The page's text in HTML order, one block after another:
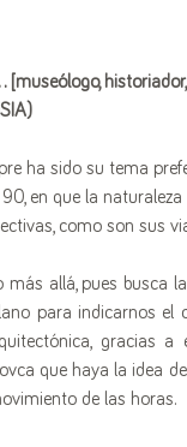
[museólogo,
ha sido su tema
en que la
como son sus
allá, pues busca
para indicarnos
gracias
que haya la idea
de las horas.